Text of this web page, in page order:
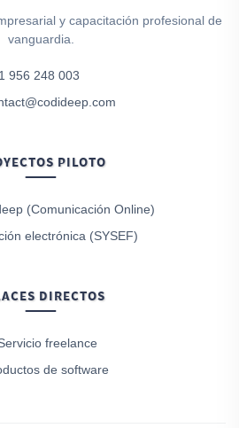
y capacitación profesional de
vanguardia.
956 248 003
PILOTO
(Comunicación Online)
electrónica (SYSEF)
DIRECTOS
freelance
de software